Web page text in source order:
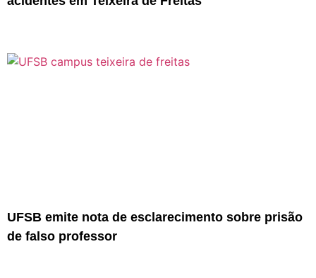
UFSB emite nota de esclarecimento sobre prisão
de falso professor